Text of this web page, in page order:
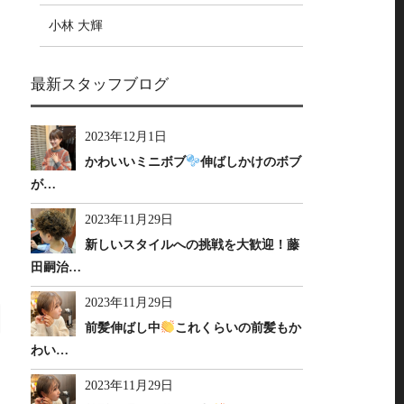
小林 大輝
最新スタッフブログ
2023年12月1日
かわいいミニボブ
伸ばしかけのボブ
が…
2023年11月29日
新しいスタイルへの挑戦を大歓迎！藤
田嗣治…
2023年11月29日
前髪伸ばし中
これくらいの前髪もか
わい…
2023年11月29日